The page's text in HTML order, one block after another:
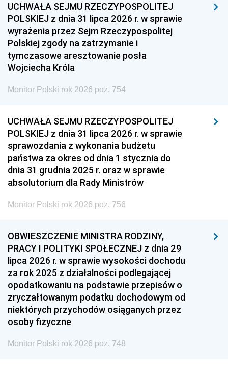
UCHWAŁA SEJMU RZECZYPOSPOLITEJ
POLSKIEJ z dnia 31 lipca 2026 r. w sprawie
wyrażenia przez Sejm Rzeczypospolitej
Polskiej zgody na zatrzymanie i
tymczasowe aresztowanie posła
Wojciecha Króla
Monitor Polski rok 2026 poz. 754
UCHWAŁA SEJMU RZECZYPOSPOLITEJ
POLSKIEJ z dnia 31 lipca 2026 r. w sprawie
sprawozdania z wykonania budżetu
państwa za okres od dnia 1 stycznia do
dnia 31 grudnia 2025 r. oraz w sprawie
absolutorium dla Rady Ministrów
Monitor Polski rok 2026 poz. 756
OBWIESZCZENIE MINISTRA RODZINY,
PRACY I POLITYKI SPOŁECZNEJ z dnia 29
lipca 2026 r. w sprawie wysokości dochodu
za rok 2025 z działalności podlegającej
opodatkowaniu na podstawie przepisów o
zryczałtowanym podatku dochodowym od
niektórych przychodów osiąganych przez
osoby fizyczne
Monitor Polski rok 2026 poz. 748